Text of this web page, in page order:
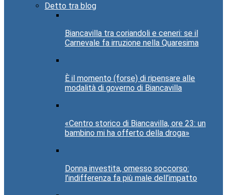
Detto tra blog
Biancavilla tra coriandoli e ceneri: se il
Carnevale fa irruzione nella Quaresima
È il momento (forse) di ripensare alle
modalità di governo di Biancavilla
«Centro storico di Biancavilla, ore 23: un
bambino mi ha offerto della droga»
Donna investita, omesso soccorso:
l’indifferenza fa più male dell’impatto